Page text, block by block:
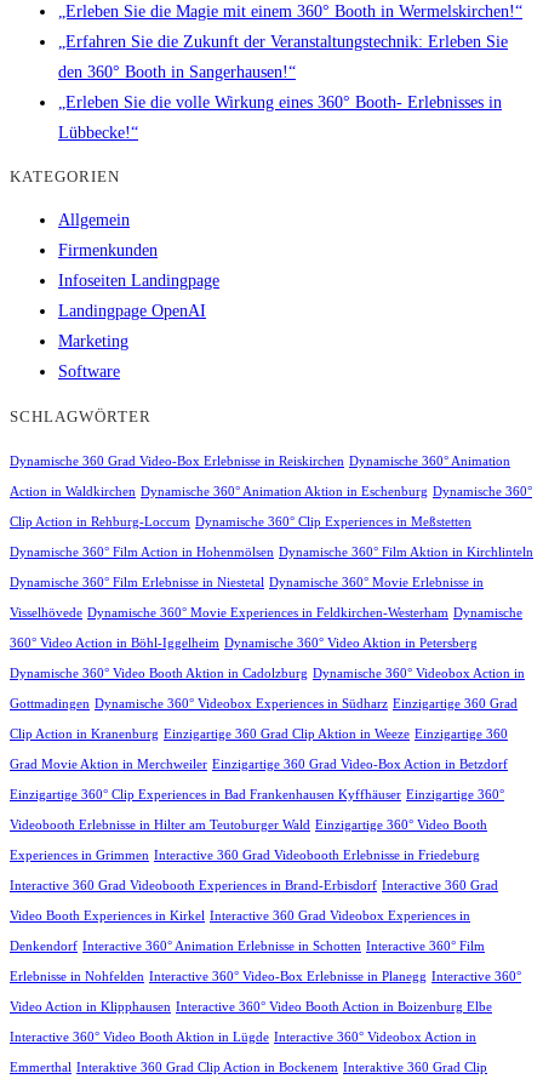
„Erleben Sie die Magie mit einem 360° Booth in Wermelskirchen!“
„Erfahren Sie die Zukunft der Veranstaltungstechnik: Erleben Sie
den 360° Booth in Sangerhausen!“
„Erleben Sie die volle Wirkung eines 360° Booth- Erlebnisses in
Lübbecke!“
KATEGORIEN
Allgemein
Firmenkunden
Infoseiten Landingpage
Landingpage OpenAI
Marketing
Software
SCHLAGWÖRTER
Dynamische 360 Grad Video-Box Erlebnisse in Reiskirchen Dynamische 360° Animation
Action in Waldkirchen Dynamische 360° Animation Aktion in Eschenburg Dynamische 360°
Clip Action in Rehburg-Loccum Dynamische 360° Clip Experiences in Meßstetten
Dynamische 360° Film Action in Hohenmölsen Dynamische 360° Film Aktion in Kirchlinteln
Dynamische 360° Film Erlebnisse in Niestetal Dynamische 360° Movie Erlebnisse in
Visselhövede Dynamische 360° Movie Experiences in Feldkirchen-Westerham Dynamische
360° Video Action in Böhl-Iggelheim Dynamische 360° Video Aktion in Petersberg
Dynamische 360° Video Booth Aktion in Cadolzburg Dynamische 360° Videobox Action in
Gottmadingen Dynamische 360° Videobox Experiences in Südharz Einzigartige 360 Grad
Clip Action in Kranenburg Einzigartige 360 Grad Clip Aktion in Weeze Einzigartige 360
Grad Movie Aktion in Merchweiler Einzigartige 360 Grad Video-Box Action in Betzdorf
Einzigartige 360° Clip Experiences in Bad Frankenhausen Kyffhäuser Einzigartige 360°
Videobooth Erlebnisse in Hilter am Teutoburger Wald Einzigartige 360° Video Booth
Experiences in Grimmen Interactive 360 Grad Videobooth Erlebnisse in Friedeburg
Interactive 360 Grad Videobooth Experiences in Brand-Erbisdorf Interactive 360 Grad
Video Booth Experiences in Kirkel Interactive 360 Grad Videobox Experiences in
Denkendorf Interactive 360° Animation Erlebnisse in Schotten Interactive 360° Film
Erlebnisse in Nohfelden Interactive 360° Video-Box Erlebnisse in Planegg Interactive 360°
Video Action in Klipphausen Interactive 360° Video Booth Action in Boizenburg Elbe
Interactive 360° Video Booth Aktion in Lügde Interactive 360° Videobox Action in
Emmerthal Interaktive 360 Grad Clip Action in Bockenem Interaktive 360 Grad Clip